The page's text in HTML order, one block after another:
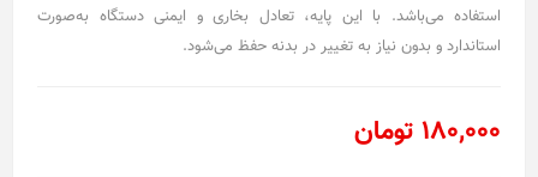
استفاده می‌باشد. با این پایه، تعادل بخاری و ایمنی دستگاه به‌صورت
استاندارد و بدون نیاز به تغییر در بدنه حفظ می‌شود.
180,000 تومان